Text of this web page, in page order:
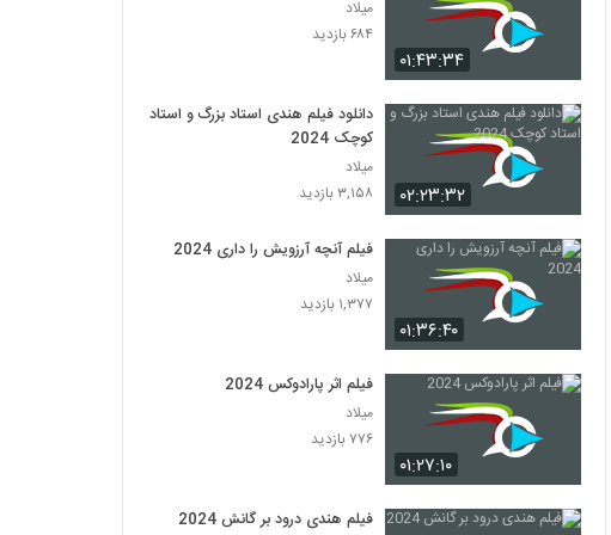
۰۱:۴۳:۳۴
میلاد
۶۸۴ بازدید
۰۲:۲۳:۳۲
دانلود فیلم هندی استاد بزرگ و استاد
کوچک 2024
میلاد
۳,۱۵۸ بازدید
۰۱:۳۶:۴۰
فیلم آنچه آرزویش را داری 2024
میلاد
۱,۳۷۷ بازدید
۰۱:۲۷:۱۰
فیلم اثر پارادوکس 2024
میلاد
۷۷۶ بازدید
فیلم هندی درود بر گانش 2024